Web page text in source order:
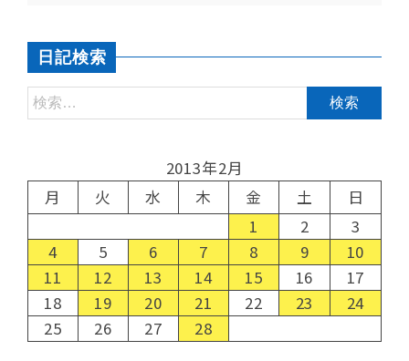
日記検索
2013年2月
月
火 水 木 金 土
日
1
2
3
4
5 6 7 8 9
10
11
12 13 14 15 16
17
18
19 20 21 22 23
24
25
26 27 28